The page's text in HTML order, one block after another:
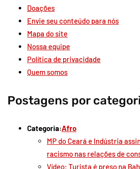
Doações
Envie seu conteúdo para nós
Mapa do site
Nossa equipe
Política de privacidade
Quem somos
Postagens por
Categoria:Afro
MP do Ceará e Indústria
racismo nas relações de
Vídeo: Turista é preso na